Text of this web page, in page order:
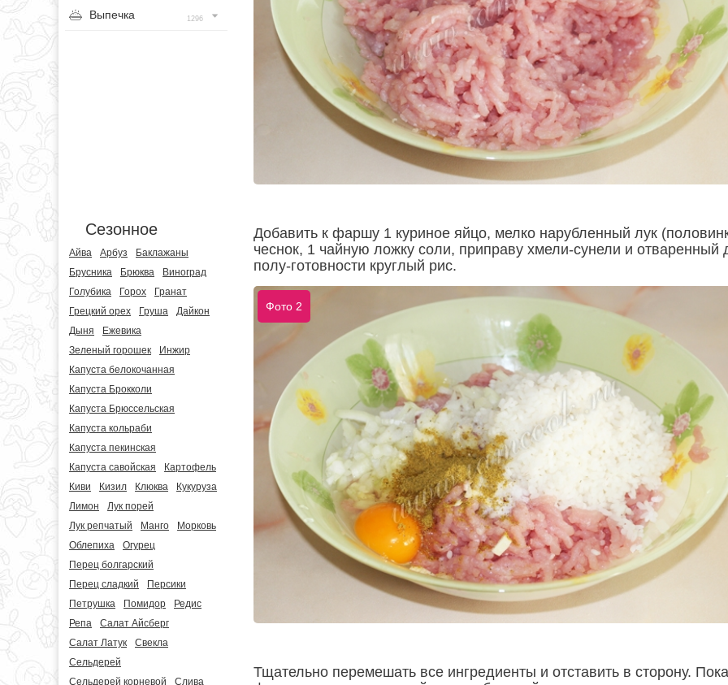
Выпечка 1296
Сезонное
Айва Арбуз
Баклажаны
Брусника
Брюква
Виноград
Голубика
Горох
Гранат
Грецкий орех
Груша
Дайкон
Дыня
Ежевика
Зеленый горошек
Инжир
Капуста белокочанная
Капуста Брокколи
Капуста Брюссельская
Капуста кольраби
Капуста пекинская
Капуста савойская
Картофель
Киви
Кизил Клюква
Кукуруза
Лимон
Лук порей
Лук репчатый
Манго
Морковь
Облепиха
Огурец
Перец болгарский
Перец сладкий
Персики
Петрушка
Помидор
Редис
Репа
Салат Айсберг
Салат Латук
Свекла
Сельдерей
Сельдерей корневой
Слива
Добавить к фаршу 1 куриное яйцо, мелко нарубленный лук
чеснок, 1 чайную ложку соли, приправу хмели-сунели и отваренный
полу-готовности круглый рис.
Фото 2
Тщательно перемешать все ингредиенты и отставить в сторону. Пока